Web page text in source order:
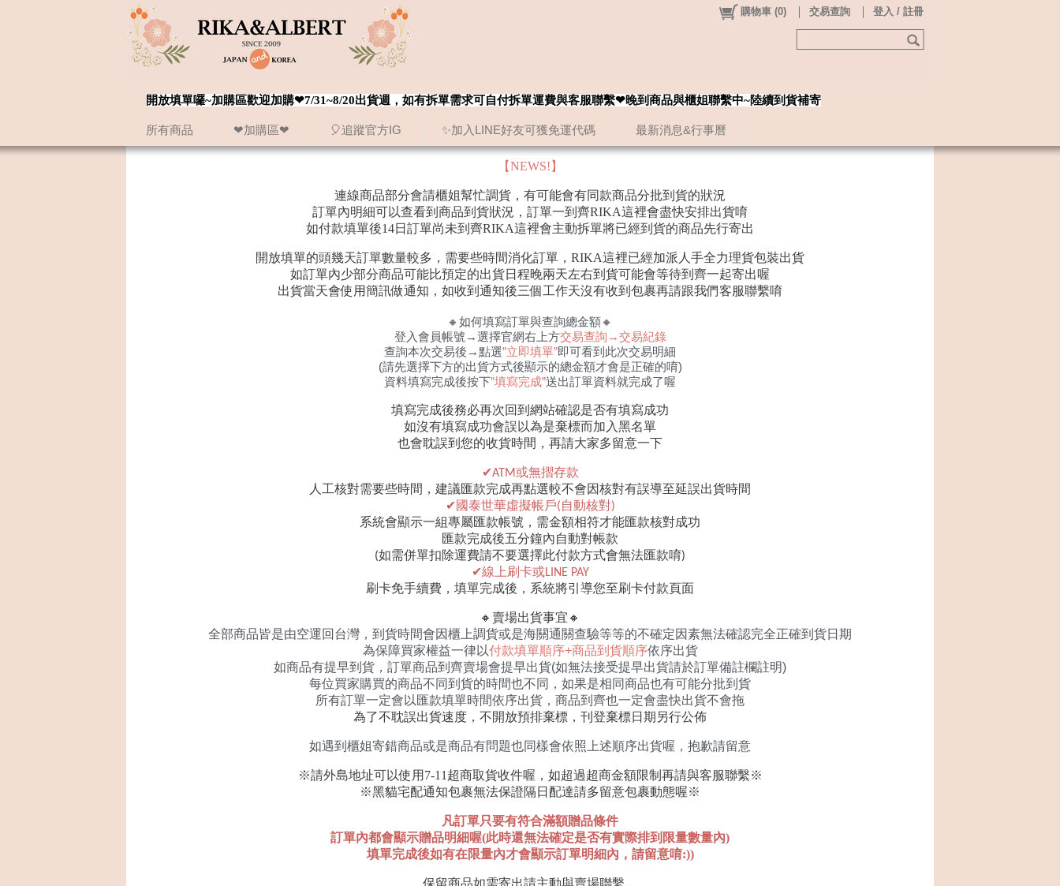
所有商品 ❤加購區❤ 🎈追蹤官方IG ✨加入LINE好友可獲免運代碼 最新消息&行事曆
購物車 (0) 交易查詢 登入 / 註冊
開放填單囉~加購區歡迎加購❤7/31~8/20出貨週，如有拆單需求可自付拆單運費與客服聯繫❤晚到商品與櫃姐聯繫中~陸續到貨補寄